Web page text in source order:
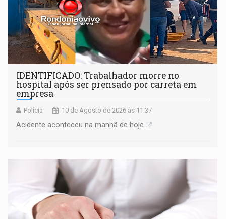
IDENTIFICADO: Trabalhador morre no
hospital após ser prensado por carreta em
empresa
Polícia 10 de Agosto de 2026 às 11:37
Acidente aconteceu na manhã de hoje